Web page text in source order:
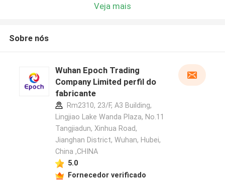
Veja mais
Sobre nós
Wuhan Epoch Trading
Company Limited perfil do
fabricante
Rm2310, 23/F, A3 Building,
Lingjiao Lake Wanda Plaza, No.11
Tangjiadun, Xinhua Road,
Jianghan District, Wuhan, Hubei,
China ,CHINA
5.0
Fornecedor verificado